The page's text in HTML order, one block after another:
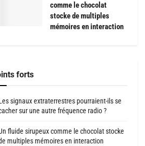
comme le chocolat
stocke de multiples
mémoires en interaction
forts
signaux extraterrestres pourraient-ils se
sur une autre fréquence radio ?
fluide sirupeux comme le chocolat stocke
multiples mémoires en interaction